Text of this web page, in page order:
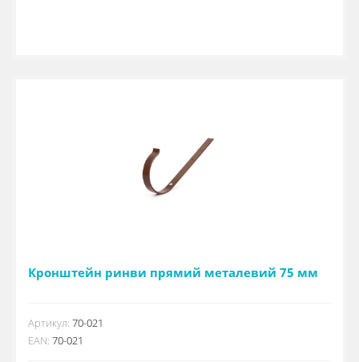
Кронштейн ринви прямий металевий 75 мм
Артикул: 70-021
EAN: 70-021